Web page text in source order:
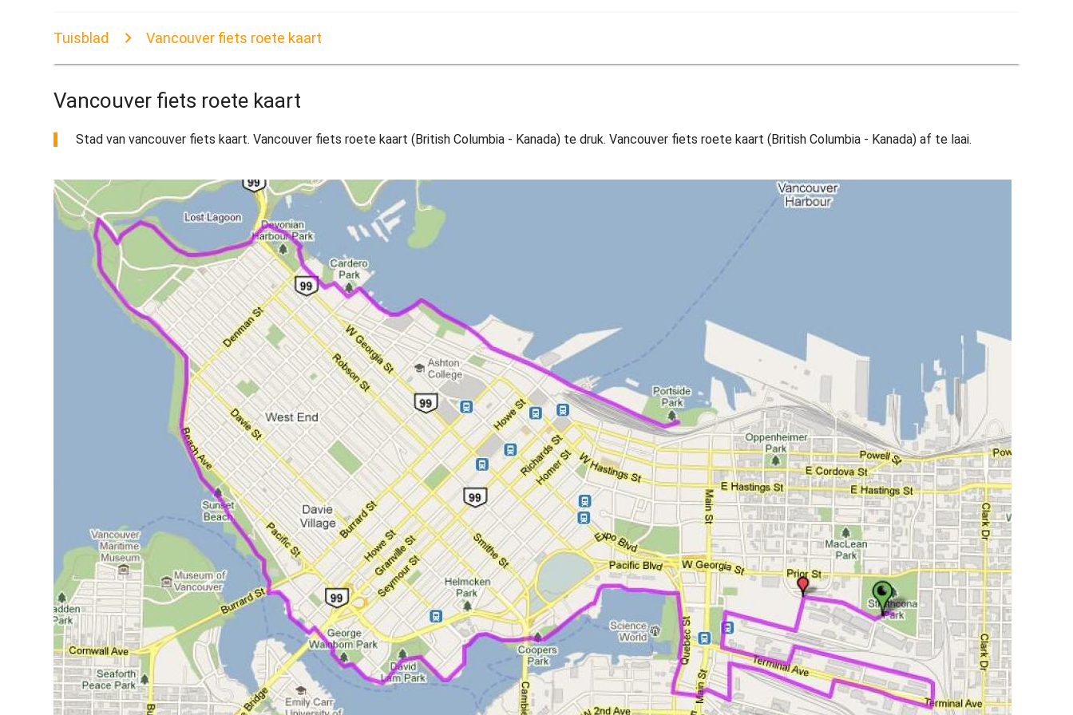
Tuisblad Vancouver fiets roete kaart
Vancouver fiets roete kaart
Stad van vancouver fiets kaart. Vancouver fiets roete kaart (British Columbia - Kanada) te druk. Vancouver fiets roete kaart (British Columbia - Kanada) af te laai.